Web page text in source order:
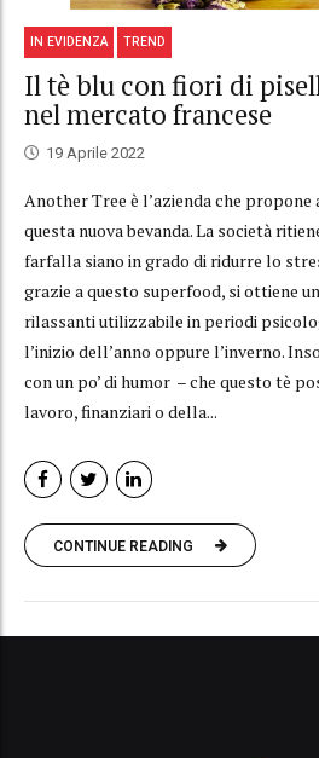
IN EVIDENZA TREND
Il tè blu con fiori di
nel mercato francese
19 Aprile 2022
Another Tree è l’azienda che
questa nuova bevanda. La società
farfalla siano in grado di ridurre lo
grazie a questo superfood, si ottiene
rilassanti utilizzabile in periodi
l’inizio dell’anno oppure l’inverno.
con un po’ di humor – che questo tè
lavoro, finanziari o della...
CONTINUE READING